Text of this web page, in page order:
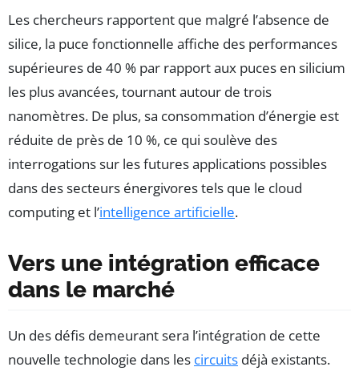
Les chercheurs rapportent que malgré l’absence de
silice, la puce fonctionnelle affiche des performances
supérieures de 40 % par rapport aux puces en silicium
les plus avancées, tournant autour de trois
nanomètres. De plus, sa consommation d’énergie est
réduite de près de 10 %, ce qui soulève des
interrogations sur les futures applications possibles
dans des secteurs énergivores tels que le cloud
computing et l’intelligence artificielle.
Vers une intégration efficace
dans le marché
Un des défis demeurant sera l’intégration de cette
nouvelle technologie dans les circuits déjà existants.